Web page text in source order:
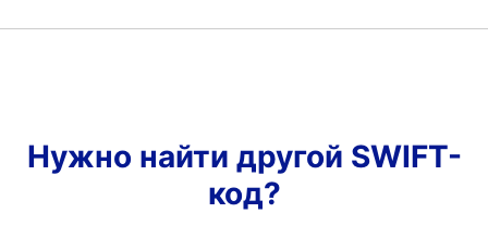
Нужно найти другой SWIFT-
код?